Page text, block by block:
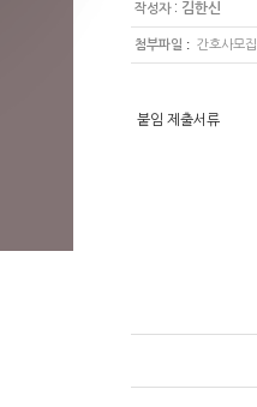
작성자: 김한신
첨부파일 : 간호사모
붙임 제출서류